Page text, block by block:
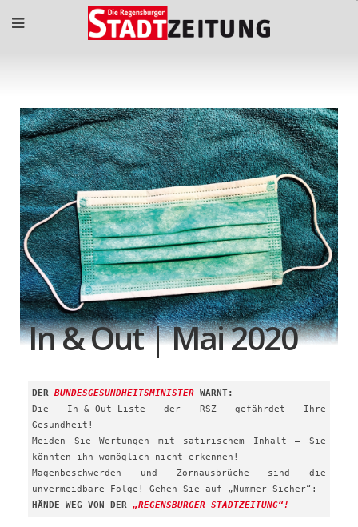
In & Out | Mai 2020
DER BUNDESGESUNDHEITSMINISTER WARNT:
Die In-&-Out-Liste der RSZ gefährdet Ihre
Gesundheit!
Meiden Sie Wertungen mit satirischem Inhalt – Sie
könnten ihn womöglich nicht erkennen!
Magenbeschwerden und Zornausbrüche sind die
unvermeidbare Folge! Gehen Sie auf „Nummer Sicher“:
HÄNDE WEG VON DER „REGENSBURGER STADTZEITUNG“!